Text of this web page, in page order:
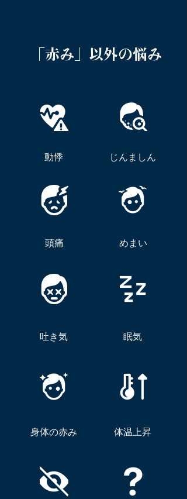
「赤み」以外の悩み
動悸
頭痛
吐き気
身体の赤み
じんましん
めまい
眠気
体温上昇